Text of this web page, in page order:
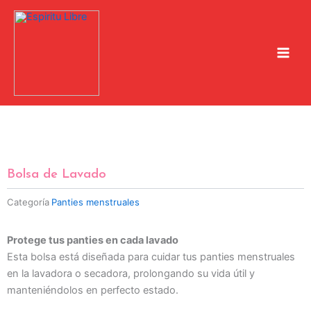
Bolsa de Lavado
Categoría Panties menstruales
Protege tus panties en cada lavado
Esta bolsa está diseñada para cuidar tus panties menstruales
en la lavadora o secadora, prolongando su vida útil y
manteniéndolos en perfecto estado.